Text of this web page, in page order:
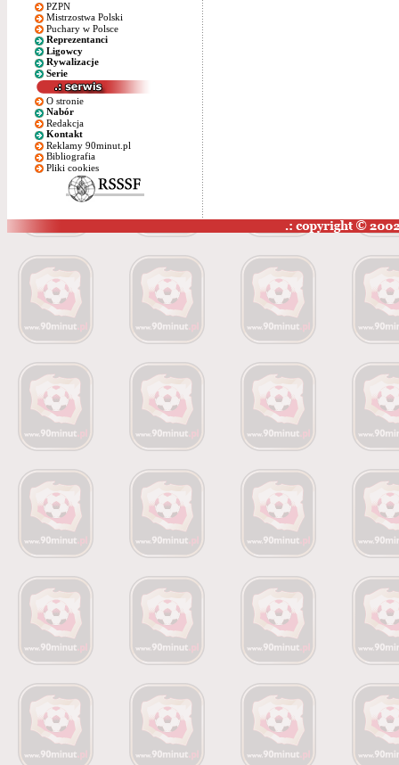
PZPN
Mistrzostwa Polski
Puchary w Polsce
Reprezentanci
Ligowcy
Rywalizacje
Serie
O stronie
Nabór
Redakcja
Kontakt
Reklamy 90minut.pl
Bibliografia
Pliki cookies